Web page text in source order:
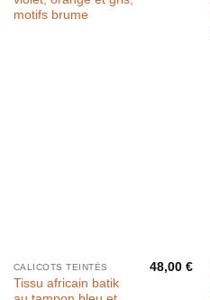
motifs brume
CALICOTS TEINTÉS
Tissu africain batik
48,00€